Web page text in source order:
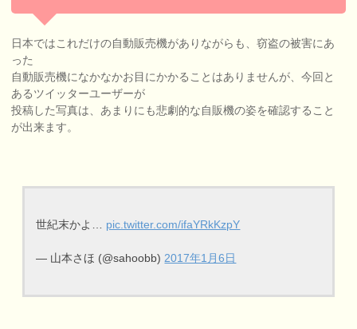
日本ではこれだけの自動販売機がありながらも、窃盗の被害にあ
った
自動販売機になかなかお目にかかることはありませんが、今回と
あるツイッターユーザーが
投稿した写真は、あまりにも悲劇的な自販機の姿を確認すること
が出来ます。
世紀末かよ… pic.twitter.com/ifaYRkKzpY
— 山本さほ (@sahoobb) 2017年1月6日